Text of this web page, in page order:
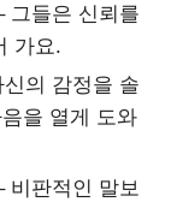
그들은 신뢰를
가요.
의 감정을 솔
을 열게 도와
비판적인 말보